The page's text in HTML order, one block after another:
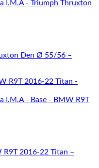
Đen Ø 55/56 –
R9T 2016-22 Titan –